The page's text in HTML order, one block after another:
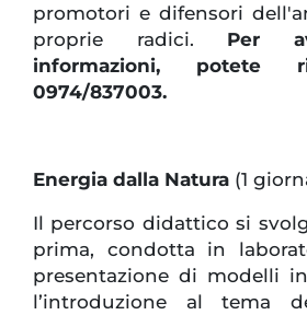
promotori e difensori
proprie radici. Per
informazioni, potete
0974/837003.
Energia dalla Natura (1
Il percorso didattico si
prima, condotta in
presentazione di modelli
l’introduzione al tema